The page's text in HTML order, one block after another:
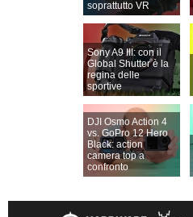
soprattutto VR
Sony A9 III: con il
Global Shutter è la
regina delle
sportive
DJI Osmo Action 4
vs. GoPro 12 Hero
Black: action
camera top a
confronto